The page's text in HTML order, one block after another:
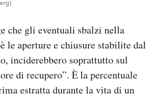
che gli eventuali sbalzi nella
le aperture e chiusure stabilite dal
inciderebbero soprattutto sul
di recupero”. È la percentuale
estratta durante la vita di un